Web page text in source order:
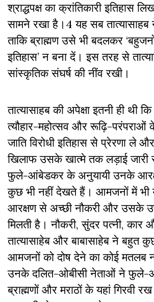
श्राद्धपक्ष का क्रांतिकारी इतिहास
सामने रखा है। 4 यह सब तात्यासाहब
ताकि ब्राह्मण उसे भी बदलकर
इतिहास’ न बना दें। इस तरह से
सांस्कृतिक संघर्ष की नींव रखी।
तात्यासाहब की अपेक्षा इतनी ही थी
त्यौहार-महोत्सव और रूढ़ि-परंपराओं
जाति विरोधी इतिहास से प्रेरणा ले
खिलाफ उसके खात्मे तक लड़ाई
फुले-आंबेडकर के अनुयायी उनके
कुछ भी नहीं देखते हैं। आमजनों में भी
आरक्षण से अच्छी नौकरी और उसके
मिलती है। नौकरी, सुंदर पत्नी, कार
तात्यासाहेब और बाबासाहेब ने बहुत
आमजनों को दोष देने का कोई मतलब
उनके दलित-ओबीसी नेताओं ने फुले-
ब्राह्मणों और मराठों के यहां गिरवी रख